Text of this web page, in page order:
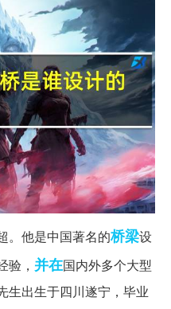
。他是中国著名的桥梁设
验， 并在国内外多个大型
生出生于四川遂宁，毕业